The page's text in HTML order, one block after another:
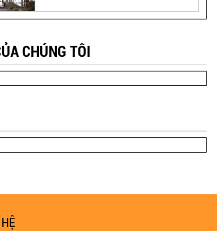
nhà thờ 4.000 tấn lên cao 2 mét ở
Sài Gòn
Văn Cư nâng ngôi nhà rường
CHÚNG TÔI